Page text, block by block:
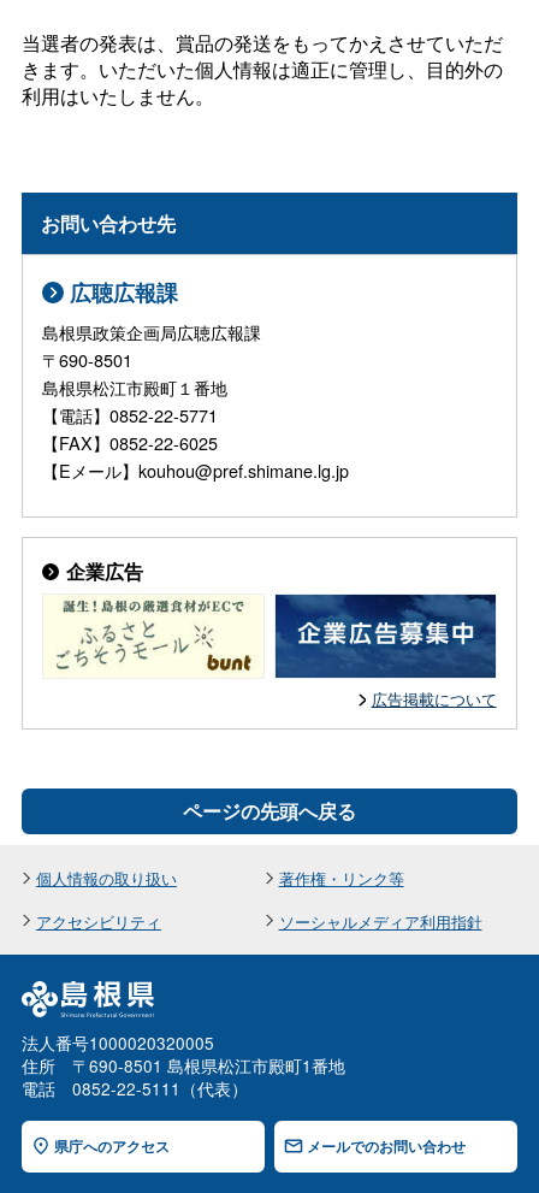
当選者の発表は、賞品の発送をもってかえさせていただ
きます。いただいた個人情報は適正に管理し、目的外の
利用はいたしません。
お問い合わせ先
広聴広報課
島根県政策企画局広聴広報課
〒690-8501
島根県松江市殿町１番地
【電話】0852-22-5771
【FAX】0852-22-6025
【Eメール】kouhou@pref.shimane.lg.jp
企業広告
広告掲載について
ページの先頭へ戻る
個人情報の取り扱い
著作権・リンク等
アクセシビリティ
ソーシャルメディア利用指針
法人番号1000020320005
住所 〒690-8501 島根県松江市殿町1番地
電話 0852-22-5111（代表）
県庁へのアクセス メールでのお問い合わせ